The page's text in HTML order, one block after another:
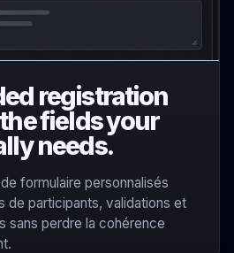
registration
fields your
needs.
formulaire personnalisés
de participants, validations et
sans perdre la cohérence